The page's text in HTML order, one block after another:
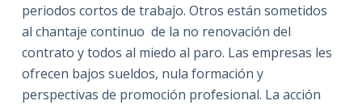
periodos cortos de trabajo. Otros están sometidos
al chantaje continuo de la no renovación del
contrato y todos al miedo al paro. Las empresas les
ofrecen bajos sueldos, nula formación y
perspectivas de promoción profesional. La acción